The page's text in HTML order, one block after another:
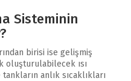
Sisteminin
birisi ise gelişmiş
oluşturulabilecek ısı
anlık sıcaklıkları